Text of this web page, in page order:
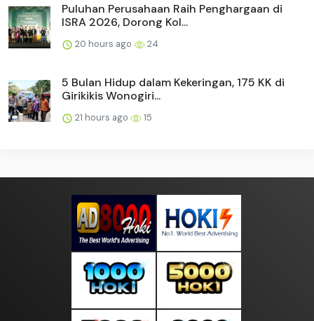
Puluhan Perusahaan Raih Penghargaan di
ISRA 2026, Dorong Kol...
20 hours ago 24
5 Bulan Hidup dalam Kekeringan, 175 KK di
Girikikis Wonogiri...
21 hours ago 15